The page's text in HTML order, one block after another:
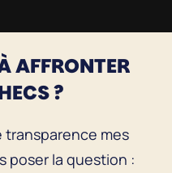
AFFRONTER
?
transparence mes
poser la question :